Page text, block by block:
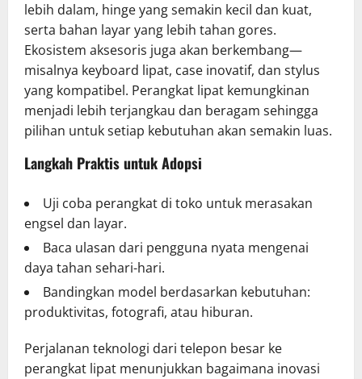
lebih dalam, hinge yang semakin kecil dan kuat,
serta bahan layar yang lebih tahan gores.
Ekosistem aksesoris juga akan berkembang—
misalnya keyboard lipat, case inovatif, dan stylus
yang kompatibel. Perangkat lipat kemungkinan
menjadi lebih terjangkau dan beragam sehingga
pilihan untuk setiap kebutuhan akan semakin luas.
Langkah Praktis untuk Adopsi
Uji coba perangkat di toko untuk merasakan
engsel dan layar.
Baca ulasan dari pengguna nyata mengenai
daya tahan sehari-hari.
Bandingkan model berdasarkan kebutuhan:
produktivitas, fotografi, atau hiburan.
Perjalanan teknologi dari telepon besar ke
perangkat lipat menunjukkan bagaimana inovasi